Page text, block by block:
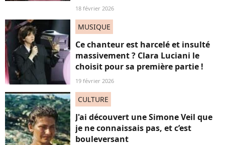
18 février 2026
MUSIQUE
Ce chanteur est harcelé et insulté
massivement ? Clara Luciani le
choisit pour sa première partie !
19 février 2026
CULTURE
J'ai découvert une Simone Veil que
je ne connaissais pas, et c’est
bouleversant